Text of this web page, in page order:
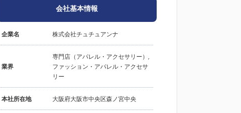
会社基本情報
企業名 株式会社チュチュアンナ
業界
専門店（アパレル・アクセサリー） ,
ファッション・アパレル・アクセサ
リー
本社所在地 大阪府大阪市中央区森ノ宮中央